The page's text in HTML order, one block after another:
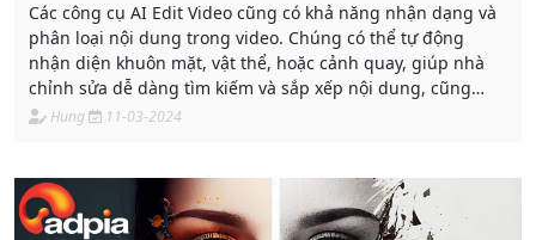
Các công cụ AI Edit Video cũng có khả năng nhận dạng và
phân loại nội dung trong video. Chúng có thể tự động
nhận diện khuôn mặt, vật thể, hoặc cảnh quay, giúp nhà
chỉnh sửa dễ dàng tìm kiếm và sắp xếp nội dung, cũng
như áp dụng các hiệu chỉnh tự động dựa trên nội dung.
Hung 11-03-2024